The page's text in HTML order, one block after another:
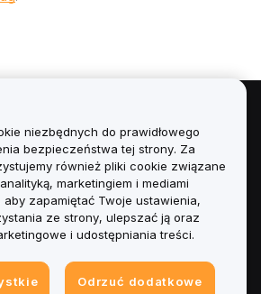
niezbędnych do prawidłowego
bezpieczeństwa tej strony. Za
również pliki cookie związane
marketingiem i mediami
aby zapamiętać Twoje ustawienia,
ze strony, ulepszać ją oraz
i udostępniania treści.
Odrzuć dodatkowe